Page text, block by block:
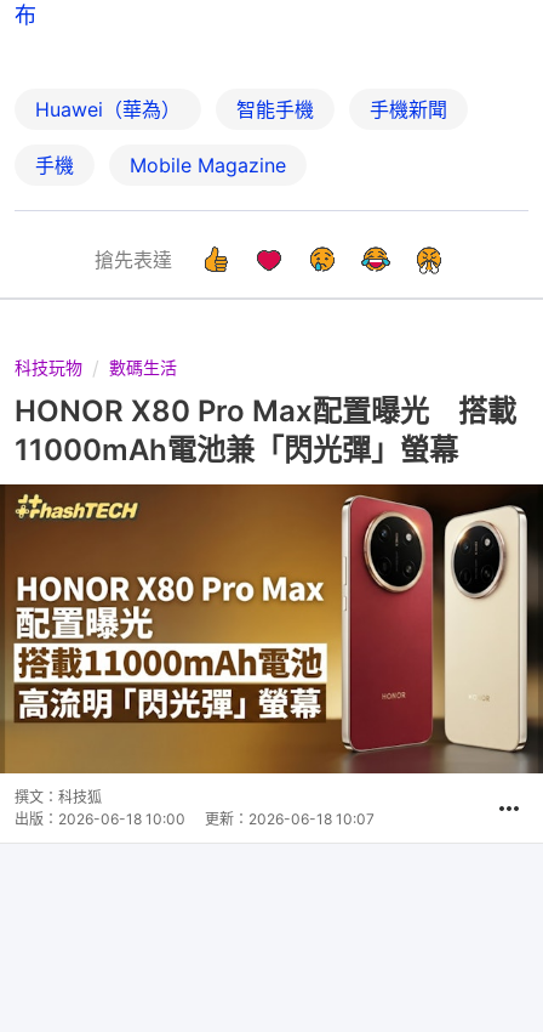
布
Huawei（華為） 智能手機 手機新聞
手機 Mobile Magazine
搶先表達
科技玩物 數碼生活
HONOR X80 Pro Max配置曝光 搭載
11000mAh電池兼「閃光彈」螢幕
撰文： 科技狐
出版： 2026-06-18 10:00 更新： 2026-06-18 10:07